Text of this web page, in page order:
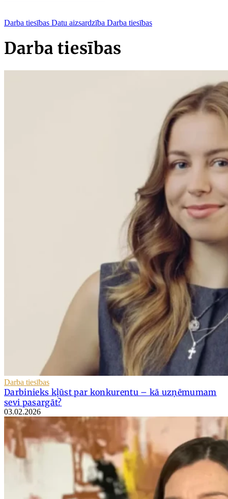
Darba tiesības Datu aizsardzība Darba tiesības
Darba tiesības
Darba tiesības
Darbinieks kļūst par konkurentu – kā uzņēmumam
sevi pasargāt?
03.02.2026